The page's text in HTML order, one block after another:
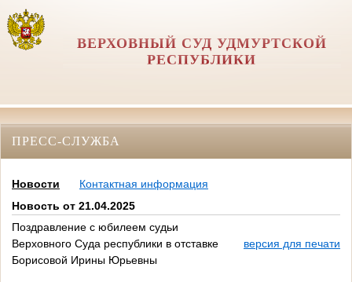
ВЕРХОВНЫЙ СУД УДМУРТСКОЙ
РЕСПУБЛИКИ
ПРЕСС-СЛУЖБА
Новости
Контактная информация
Новость от 21.04.2025
Поздравление с юбилеем судьи
Верховного Суда республики в отставке
Борисовой Ирины Юрьевны
версия для печати